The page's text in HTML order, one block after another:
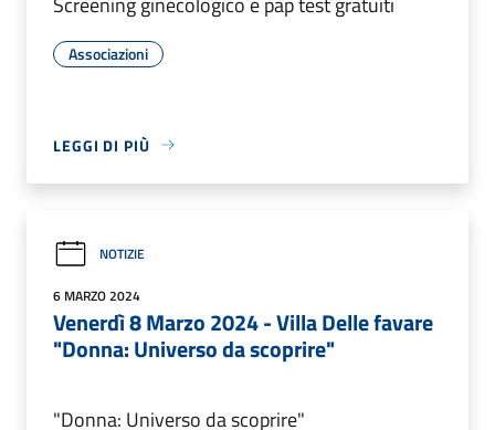
Associazioni
LEGGI DI PIÙ
NOTIZIE
6 MARZO 2024
Venerdì 8 Marzo 2024 - Villa Delle favare
"Donna: Universo da scoprire"
"Donna: Universo da scoprire"